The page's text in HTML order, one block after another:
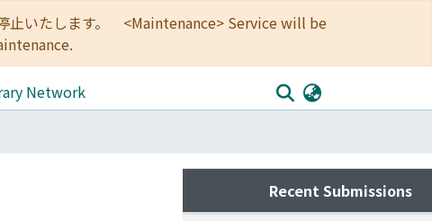
止いたします。 <Maintenance> Service will be
Network
Recent Submissions